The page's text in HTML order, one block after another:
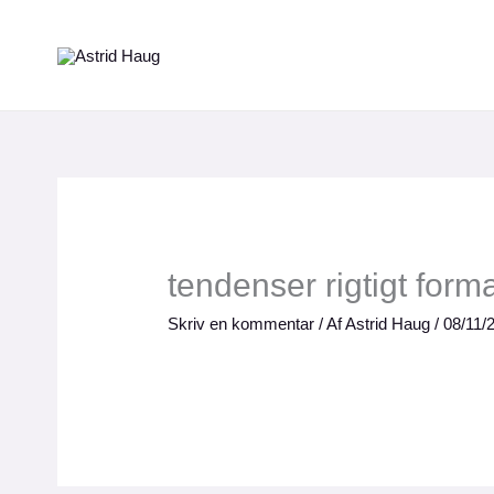
tendenser rigtigt
Skriv en kommentar / AfAstrid Haug/08/11/